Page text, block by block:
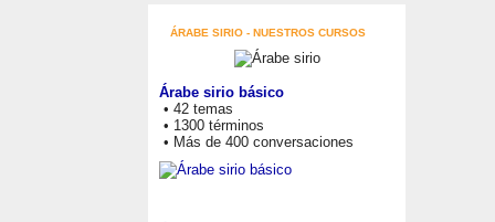
ÁRABE SIRIO - NUESTROS CURSOS
Árabe sirio básico
• 42 temas
• 1300 términos
• Más de 400 conversaciones